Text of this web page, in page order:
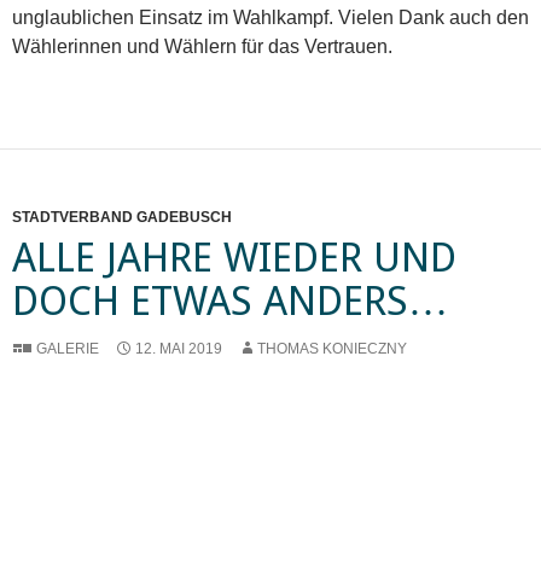
unglaublichen Einsatz im Wahlkampf. Vielen Dank auch den
Wählerinnen und Wählern für das Vertrauen.
STADTVERBAND GADEBUSCH
ALLE JAHRE WIEDER UND
DOCH ETWAS ANDERS…
GALERIE 12. MAI 2019 THOMAS KONIECZNY